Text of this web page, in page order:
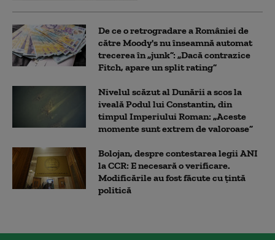
De ce o retrogradare a României de
către Moody's nu înseamnă automat
trecerea în „junk”: „Dacă contrazice
Fitch, apare un split rating”
Nivelul scăzut al Dunării a scos la
iveală Podul lui Constantin, din
timpul Imperiului Roman: „Aceste
momente sunt extrem de valoroase”
Bolojan, despre contestarea legii ANI
la CCR: E necesară o verificare.
Modificările au fost făcute cu țintă
politică